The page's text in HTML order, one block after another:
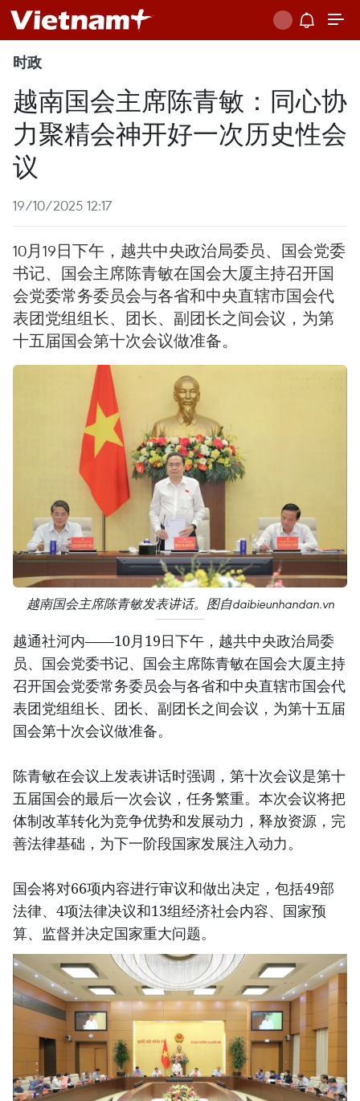
时政
越南国会主席陈青敏：同心协
力聚精会神开好一次历史性会
议
19/10/2025 12:17
10月19日下午，越共中央政治局委员、国会党委
书记、国会主席陈青敏在国会大厦主持召开国
会党委常务委员会与各省和中央直辖市国会代
表团党组组长、团长、副团长之间会议，为第
十五届国会第十次会议做准备。
越南国会主席陈青敏发表讲话。图自daibieunhandan.vn
越通社河内——10月19日下午，越共中央政治局委
员、国会党委书记、国会主席陈青敏在国会大厦主持
召开国会党委常务委员会与各省和中央直辖市国会代
表团党组组长、团长、副团长之间会议，为第十五届
国会第十次会议做准备。
陈青敏在会议上发表讲话时强调，第十次会议是第十
五届国会的最后一次会议，任务繁重。本次会议将把
体制改革转化为竞争优势和发展动力，释放资源，完
善法律基础，为下一阶段国家发展注入动力。
国会将对66项内容进行审议和做出决定，包括49部
法律、4项法律决议和13组经济社会内容、国家预
算、监督并决定国家重大问题。